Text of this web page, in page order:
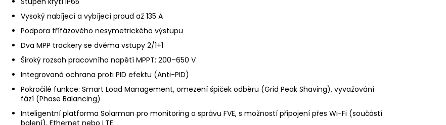
Vysoký nabíjecí a vybíjecí proud až 135 A
Podpora třífázového nesymetrického výstupu
Dva MPP trackery se dvěma vstupy 2/1+1
Široký rozsah pracovního napětí MPPT: 200–650 V
Integrovaná ochrana proti PID efektu (Anti-PID)
Pokročilé funkce: Smart Load Management, omezení špiček odběru (Grid Peak Shaving), vyvažování
fází (Phase Balancing)
Inteligentní platforma Solarman pro monitoring a správu FVE, s možností připojení přes Wi-Fi (součástí
balení), Ethernet nebo LTE